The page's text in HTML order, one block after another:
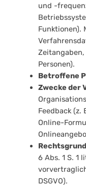
und -
Funktionen).
Personen).
Betroffene
Zwecke der
Feedback (z.
Online-
6 Abs. 1 S. 1
DSGVO).